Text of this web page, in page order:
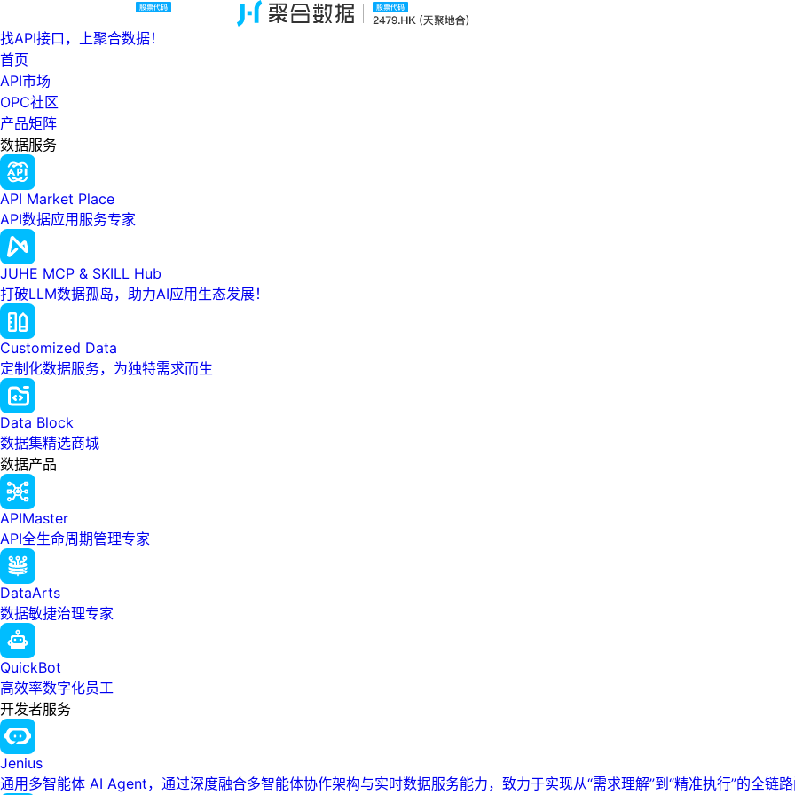
找API接口，上聚合数据！
首页
API市场
OPC社区
产品矩阵
数据服务
API Market Place
API数据应用服务专家
JUHE MCP & SKILL Hub
打破LLM数据孤岛，助力AI应用生态发展！
Customized Data
定制化数据服务，为独特需求而生
Data Block
数据集精选商城
数据产品
APIMaster
API全生命周期管理专家
DataArts
数据敏捷治理专家
QuickBot
高效率数字化员工
开发者服务
Jenius
通用多智能体 AI Agent，通过深度融合多智能体协作架构与实时数据服务能力，致力于实现从“需求理解”到“精准执行”的全链